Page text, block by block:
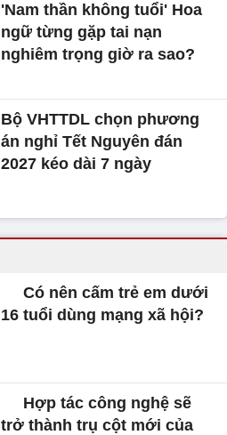
'Nam thần không tuổi' Hoa
ngữ từng gặp tai nạn
nghiêm trọng giờ ra sao?
Bộ VHTTDL chọn phương
án nghỉ Tết Nguyên đán
2027 kéo dài 7 ngày
Có nên cấm trẻ em dưới
16 tuổi dùng mạng xã hội?
Hợp tác công nghệ sẽ
trở thành trụ cột mới của